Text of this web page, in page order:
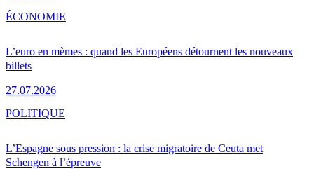
L’euro en mèmes : quand les Européens détournent les nouveaux
billets
27.07.2026
ÉCONOMIE
L’Espagne sous pression : la crise migratoire de Ceuta met
Schengen à l’épreuve
POLITIQUE